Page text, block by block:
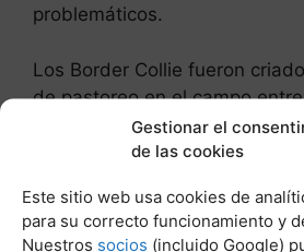
Gestionar el
de las cookies
Este sitio web usa cookies de
para su correcto funcionamiento y
Nuestros socios (incluido Google)
problemáticos.
Los Border Collie fueron
de pastoreo en el campo
Inglaterra. Son conocidos por
por la intensa mirada que
extremadamente activos que
mejor cuando tienen un